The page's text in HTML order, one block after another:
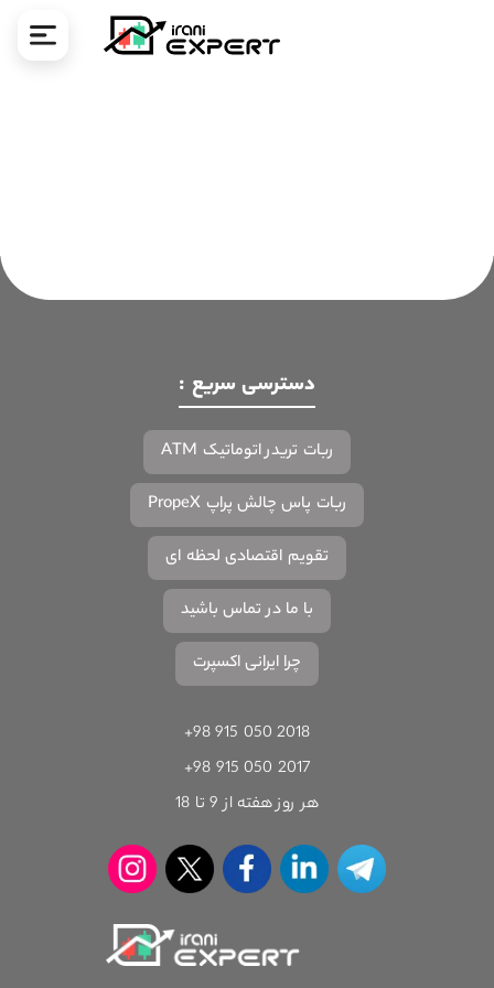
دسترسی سریع :
ربات تریدر اتوماتیک ATM
ربات پاس چالش پراپ PropeX
تقویم اقتصادی لحظه ای
با ما در تماس باشید
چرا ایرانی اکسپرت
+98 915 050 2018
+98 915 050 2017
هر روز هفته از 9 تا 18